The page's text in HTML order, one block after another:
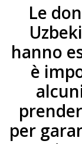
Le
hanno
è
per